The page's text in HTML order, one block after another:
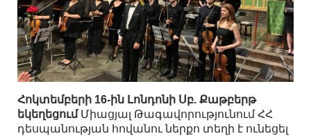
Հոկտեմբերի 16-ին Լոնդոնի Սբ. Քաթբերթ
եկեղեցումՄիացյալ Թագավորությունում ՀՀ
դեսպանության հովանու ներքո տեղի է ունեցել